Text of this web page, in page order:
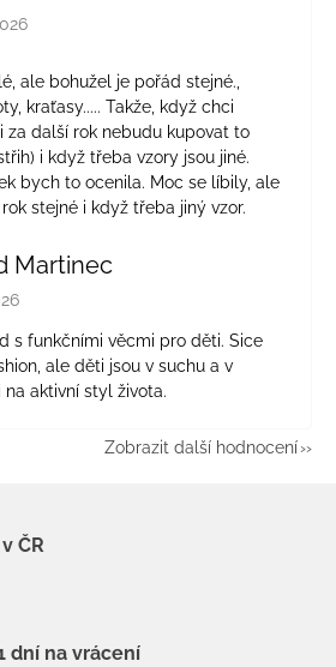
obchodu je 4 z 5 hvězdiček.
ale bohužel je pořád stejné.,
kraťasy..... Takže, když chci
za další rok nebudu kupovat to
i když třeba vzory jsou jiné.
bych to ocenila. Moc se líbily, ale
stejné i když třeba jiný vzor.
Martinec
obchodu je 5 z 5 hvězdiček.
s funkčními věcmi pro děti. Sice
ale děti jsou v suchu a v
aktivní styl života.
Zobrazit další hodnocení
ČR
dní na vrácení